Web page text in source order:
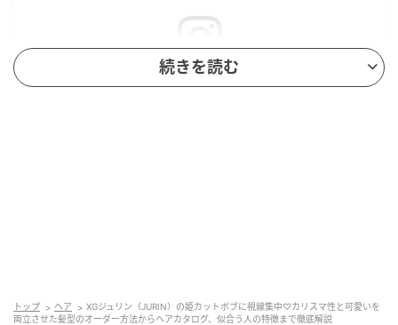
この投稿をInstagramで見る
続きを読む
トップ ヘア
XGジュリン（JURIN）の姫カットボブに視線集中♡カリスマ性と可愛いを
両立させた髪型のオーダー方法からヘアカタログ、似合う人の特徴まで徹底解説